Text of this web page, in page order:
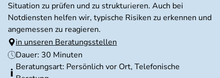
Situation zu prüfen und zu strukturieren. Auch bei
Notdiensten helfen wir, typische Risiken zu erkennen und
angemessen zu reagieren.
in unseren Beratungsstellen
Dauer: 30 Minuten
Beratungsart: Persönlich vor Ort, Telefonische